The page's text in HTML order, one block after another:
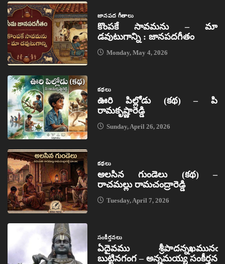
జానపద గీతాలు
కొంపకే సావమను – మా
డవుటుగాన్ని : జానపదగీతం
Monday, May 4, 2026
కథలు
ఊరి పిల్లోడు (కథ) – పి
రామకృష్ణారెడ్డి
Sunday, April 26, 2026
కథలు
అలసిన గుండెలు (కథ) –
రాచమల్లు రామచంద్రారెడ్డి
Tuesday, April 7, 2026
సంకీర్తనలు
ఏదైవము శ్రీపాదన్నఖమునఁ
బుట్టినగంగ – అన్నమయ్య సంకీర్తన